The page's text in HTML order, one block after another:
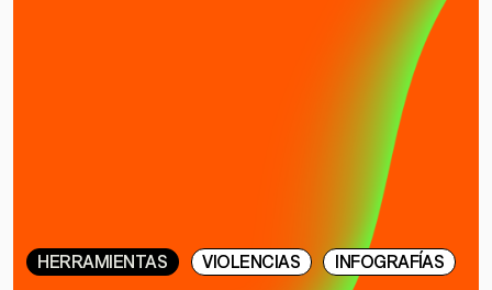
HERRAMIENTAS VIOLENCIAS INFOGRAFÍAS